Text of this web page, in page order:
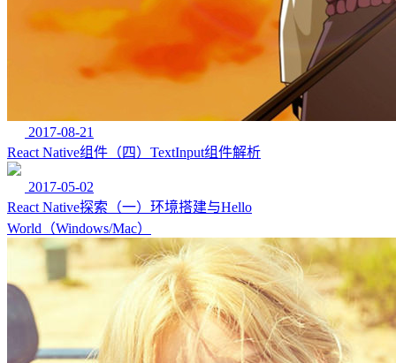
2017-08-21
React Native组件（四）TextInput组件解析
2017-05-02
React Native探索（一）环境搭建与Hello
World（Windows/Mac）